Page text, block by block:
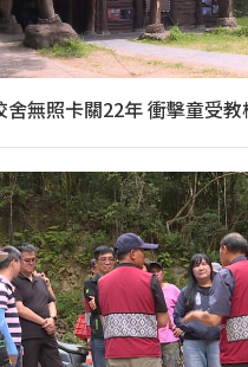
舍無照卡關22年 衝擊童受教